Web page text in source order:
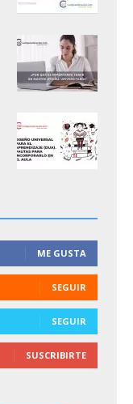
ME GUSTA
SEGUIR
SEGUIR
SUSCRIBIRTE